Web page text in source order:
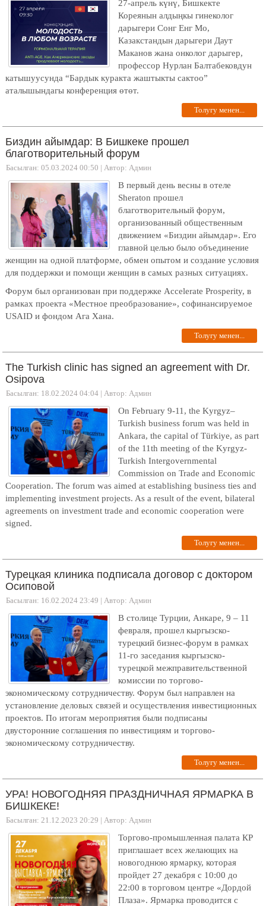
27-апрель күнү, Бишкекте
Кореянын алдыңкы гинеколог
дарыгери Сонг Енг Мо,
Казакстандын дарыгери Даут
Маканов жана онколог дарыгер,
профессор Нурлан Балтабековдун
катышуусунда “Бардык куракта жаштыкты сактоо”
аталышындагы конференция өтөт.
Толугу менен...
Биздин айымдар: В Бишкеке прошел
благотворительный форум
Басылган: 05.03.2024 00:50 | Автор: Админ
В первый день весны в отеле
Sheraton прошел
благотворительный форум,
организованный общественным
движением «Биздин айымдар». Его
главной целью было объединение
женщин на одной платформе, обмен опытом и создание условия
для поддержки и помощи женщин в самых разных ситуациях.
Форум был организован при поддержке Accelerate Prosperity, в
рамках проекта «Местное преобразование», софинансируемое
USAID и фондом Ага Хана.
Толугу менен...
The Turkish clinic has signed an agreement with Dr.
Osipova
Басылган: 18.02.2024 04:04 | Автор: Админ
On February 9-11, the Kyrgyz–
Turkish business forum was held in
Ankara, the capital of Türkiye, as part
of the 11th meeting of the Kyrgyz-
Turkish Intergovernmental
Commission on Trade and Economic
Cooperation. The forum was aimed at establishing business ties and
implementing investment projects. As a result of the event, bilateral
agreements on investment trade and economic cooperation were
signed.
Толугу менен...
Турецкая клиника подписала договор с доктором
Осиповой
Басылган: 16.02.2024 23:49 | Автор: Админ
В столице Турции, Анкаре, 9 – 11
февраля, прошел кыргызско-
турецкий бизнес-форум в рамках
11-го заседания кыргызско-
турецкой межправительственной
комиссии по торгово-
экономическому сотрудничеству. Форум был направлен на
установление деловых связей и осуществления инвестиционных
проектов. По итогам мероприятия были подписаны
двусторонние соглашения по инвестициям и торгово-
экономическому сотрудничеству.
Толугу менен...
УРА! НОВОГОДНЯЯ ПРАЗДНИЧНАЯ ЯРМАРКА В
БИШКЕКЕ!
Басылган: 21.12.2023 20:29 | Автор: Админ
Торгово-промышленная палата КР
приглашает всех желающих на
новогоднюю ярмарку, которая
пройдет 27 декабря с 10:00 до
22:00 в торговом центре «Дордой
Плаза». Ярмарка проводится с